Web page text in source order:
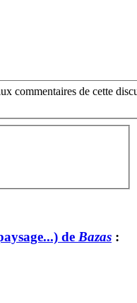
commentaires de cette
de Bazas :